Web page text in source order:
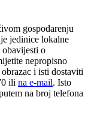
gospodarenju
jedinice lokalne
obavijesti o
nepropisno
i isti dostaviti
ili na e-mail. Isto
na broj telefona